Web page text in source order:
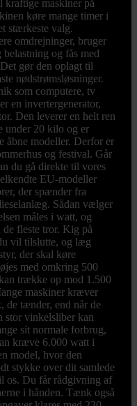
kraftige maskiner på
køre mange timer i
stærkeste valg.
omdrejninger, bruger
og fås med
gør den oplagt til
nødstrømsløsninger.
som computere, tv
en invertergenerator,
Den leverer en helt ren
under 20 kilo og er
åbne modeller. Derfor er
og festival. Går
du gå direkte til vores
EU-modeller
der spænder fra
Sådan vælger
måles i watt, og
fleste tror. Kig på
vil tilslutte, og læg
der skal køre
med omkring 500
trække op mod 1.500
maskiner kræver
de tænder, end når de
stor vinkelsliber kan
sit normale forbrug,
kræve 6.000 watt i
model, hvor den
stykke over dit samlede
os. Du får rådgivning af
i hånden. Tænk også